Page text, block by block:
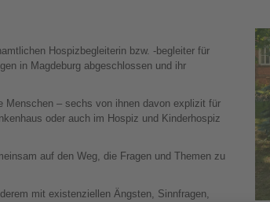
Hospizbegleiterin bzw. -begleiter für
in Magdeburg abgeschlossen und ihr
Menschen – sechs von ihnen davon explizit für
oder auch im Hospiz und Kinderhospiz
auf den Weg, die Fragen und Themen zu
mit existenziellen Ängsten, Sinnfragen,